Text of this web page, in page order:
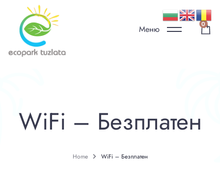
Меню 0
WiFi – Безплатен
Home WiFi – Безплатен